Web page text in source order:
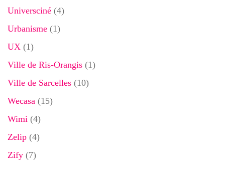
Universciné (4)
Urbanisme (1)
UX (1)
Ville de Ris-Orangis (1)
Ville de Sarcelles (10)
Wecasa (15)
Wimi (4)
Zelip (4)
Zify (7)